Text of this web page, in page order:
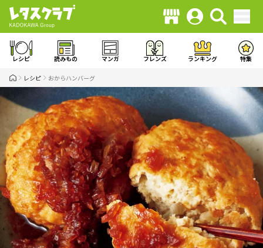
レシピ 読みもの マンガ フレンズ ランキング 特集
レシピ おからハンバーグ